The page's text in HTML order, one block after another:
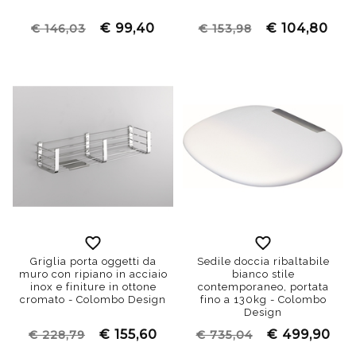
€ 146,03 € 99,40 € 153,98 € 104,80
Griglia porta oggetti da
muro con ripiano in acciaio
inox e finiture in ottone
cromato - Colombo Design
€ 228,79 € 155,60
Sedile doccia ribaltabile
bianco stile
contemporaneo, portata
fino a 130kg - Colombo
Design
€ 735,04 € 499,90